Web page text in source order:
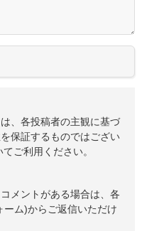
、各投稿者の主観に基づ
保証するものではござい
ご利用ください。
メントがある場合は、各
ーム)からご返信いただけ